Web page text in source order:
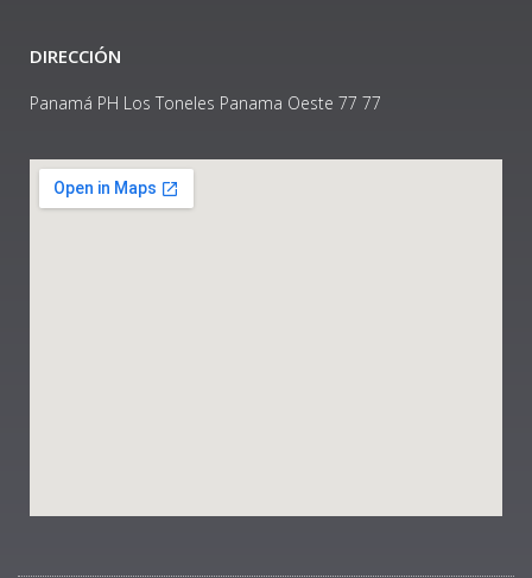
DIRECCIÓN
Panamá PH Los Toneles Panama Oeste 77 77